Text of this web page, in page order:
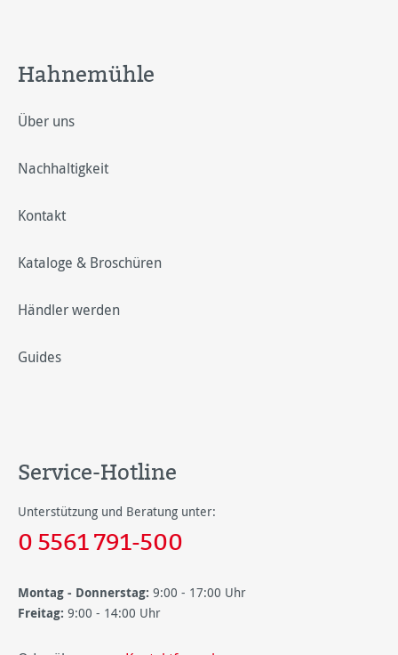
Hahnemühle
Über uns
Nachhaltigkeit
Kontakt
Kataloge & Broschüren
Händler werden
Guides
Service-Hotline
Unterstützung und Beratung unter:
0 5561 791-500
Montag - Donnerstag: 9:00 - 17:00 Uhr
Freitag: 9:00 - 14:00 Uhr